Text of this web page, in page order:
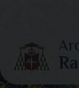
content